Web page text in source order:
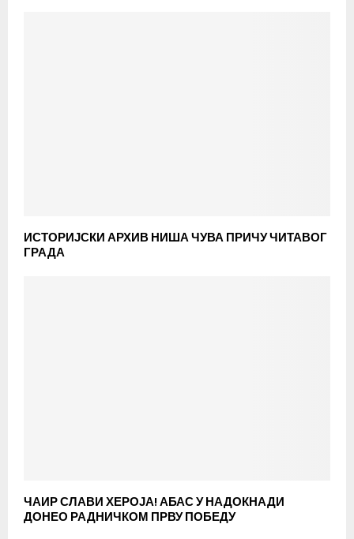
ИСТОРИЈСКИ АРХИВ НИША ЧУВА ПРИЧУ ЧИТАВОГ
ГРАДА
ЧАИР СЛАВИ ХЕРОЈА! АБАС У НАДОКНАДИ
ДОНЕО РАДНИЧКОМ ПРВУ ПОБЕДУ